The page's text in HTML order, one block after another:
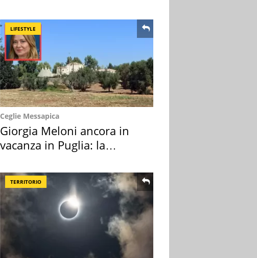
LIFESTYLE
Ceglie Messapica
Giorgia Meloni ancora in
vacanza in Puglia: la
TERRITORIO